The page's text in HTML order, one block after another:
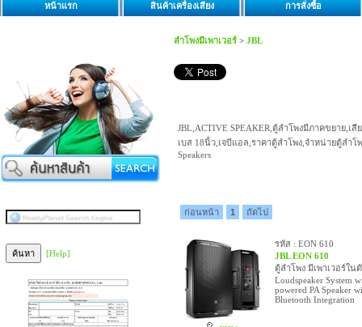
หน้าแรก สินค้าเครื่องเสียง การสั่งซื้อ
[Help]
ลำโพงมีเพาเวอร์ > JBL
JBL,ACTIVE SPEAKER,ตู้ลำโพงมีภาคขยาย,
เบส 18นิ้ว,เจบีแอล,ราคาตู้ลำโพง,จำหน่ายตู้ลำโพ
Speakers
ก่อนหน้า 1 ถัดไป
รหัส : EON 610
JBL EON 610
ตู้ลำโพง มีเพาเวอร์ใน
Loudspeaker System
powered PA Speaker
Bluetooth Integration